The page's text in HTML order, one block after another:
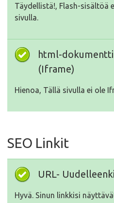
Täydellistä!, Flash-sisältöä
sivulla.
html-dokumentti
(Iframe)
Hienoa, Tällä sivulla ei ole
SEO Linkit
URL-
Hyvä. Sinun linkkisi